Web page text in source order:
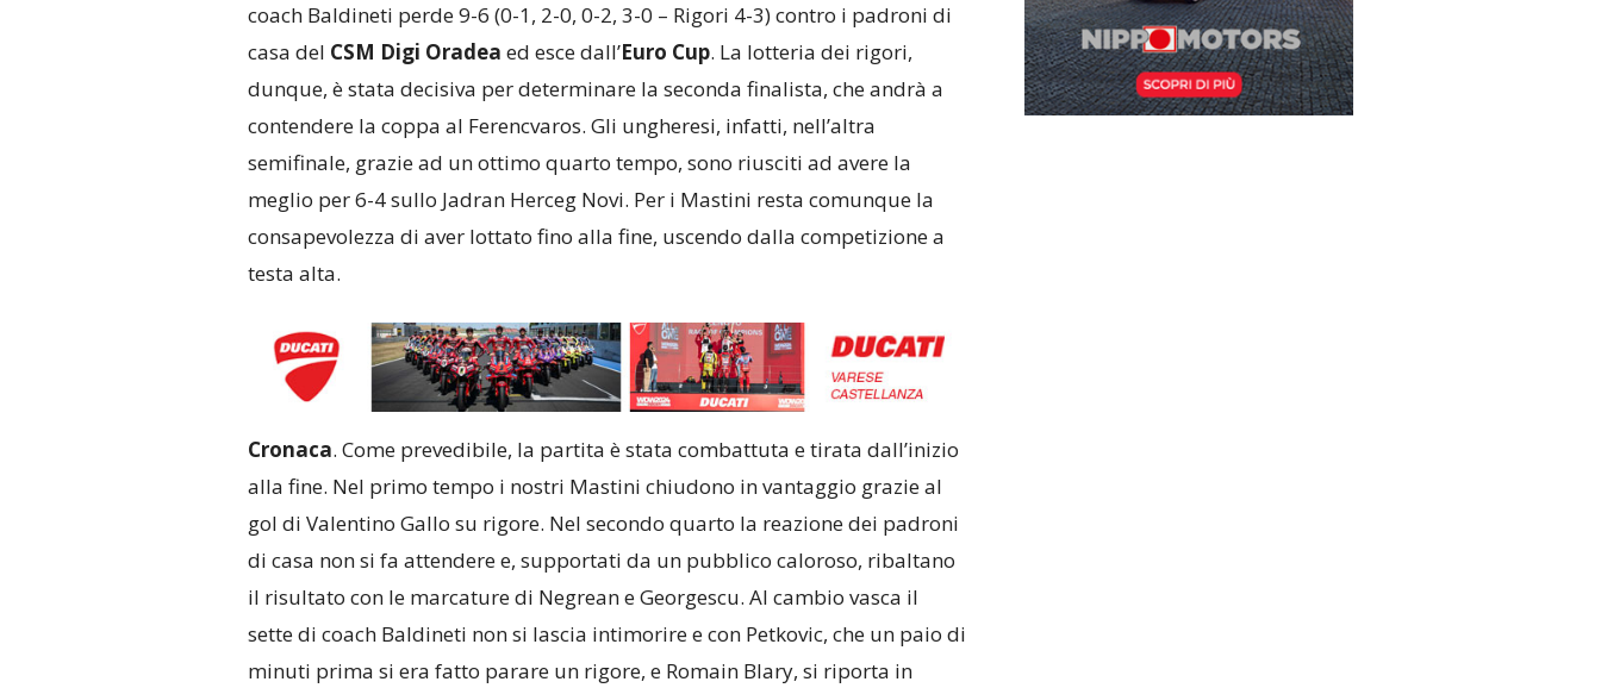
coach Baldineti perde 9-6 (0-1, 2-0, 0-2, 3-0 – Rigori 4-3) contro i padroni di
casa del CSM Digi Oradea ed esce dall’Euro Cup. La lotteria dei rigori,
dunque, è stata decisiva per determinare la seconda finalista, che andrà a
contendere la coppa al Ferencvaros. Gli ungheresi, infatti, nell’altra
semifinale, grazie ad un ottimo quarto tempo, sono riusciti ad avere la
meglio per 6-4 sullo Jadran Herceg Novi. Per i Mastini resta comunque la
consapevolezza di aver lottato fino alla fine, uscendo dalla competizione a
testa alta.
Cronaca. Come prevedibile, la partita è stata combattuta e tirata dall’inizio
alla fine. Nel primo tempo i nostri Mastini chiudono in vantaggio grazie al
gol di Valentino Gallo su rigore. Nel secondo quarto la reazione dei padroni
di casa non si fa attendere e, supportati da un pubblico caloroso, ribaltano
il risultato con le marcature di Negrean e Georgescu. Al cambio vasca il
sette di coach Baldineti non si lascia intimorire e con Petkovic, che un paio di
minuti prima si era fatto parare un rigore, e Romain Blary, si riporta in